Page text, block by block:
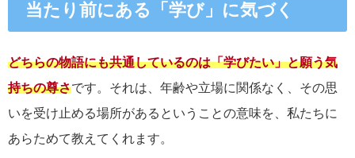
当たり前にある「学び」に気づく
どちらの物語にも共通しているのは「学びたい」と願う気
持ちの尊さです。それは、年齢や立場に関係なく、その思
いを受け止める場所があるということの意味を、私たちに
あらためて教えてくれます。